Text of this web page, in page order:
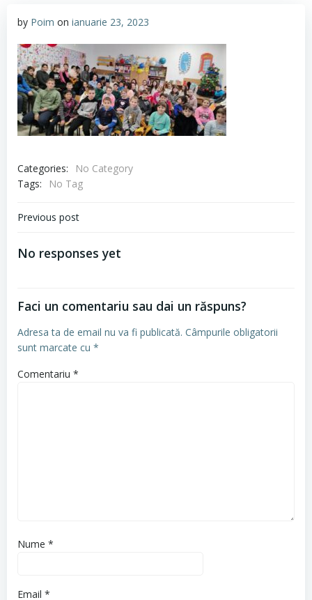
by Poim on ianuarie 23, 2023
Categories:
No Category
Tags:
No Tag
Navigare
articole
Previous post
No responses yet
Faci un comentariu sau dai un răspuns?
Adresa ta de email nu va fi publicată. Câmpurile obligatorii
sunt marcate cu *
Comentariu *
Nume *
Email *